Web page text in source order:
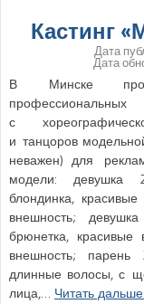
Кастинг
Дата
Дата
В Минске
с
и танцоров
неважен) для
модели: девушка
блондинка,
внешность;
брюнетка, красивые
внешность; парень
длинные волосы, с
лица,… Читать дальше…